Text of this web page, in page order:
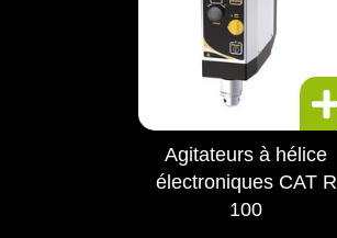
Agitateurs à hélice
électroniques CAT R
100